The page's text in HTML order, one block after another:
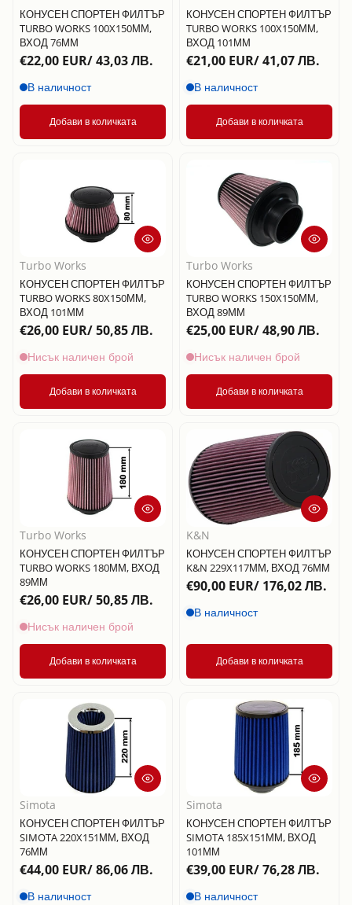
КОНУСЕН СПОРТЕН ФИЛТЪР
TURBO WORKS 100X150ММ,
ВХОД 76ММ
€22,00 EUR/ 43,03 ЛВ.
В наличност
Добави в количката
КОНУСЕН СПОРТЕН ФИЛТЪР
TURBO WORKS 100X150ММ,
ВХОД 101ММ
€21,00 EUR/ 41,07 ЛВ.
В наличност
Добави в количката
Turbo Works
КОНУСЕН СПОРТЕН ФИЛТЪР
TURBO WORKS 80X150ММ,
ВХОД 101ММ
€26,00 EUR/ 50,85 ЛВ.
Нисък наличен брой
Добави в количката
Turbo Works
КОНУСЕН СПОРТЕН ФИЛТЪР
TURBO WORKS 150X150ММ,
ВХОД 89ММ
€25,00 EUR/ 48,90 ЛВ.
Нисък наличен брой
Добави в количката
Turbo Works
КОНУСЕН СПОРТЕН ФИЛТЪР
TURBO WORKS 180ММ, ВХОД
89ММ
€26,00 EUR/ 50,85 ЛВ.
Нисък наличен брой
Добави в количката
K&N
КОНУСЕН СПОРТЕН ФИЛТЪР
K&N 229X117ММ, ВХОД 76ММ
€90,00 EUR/ 176,02 ЛВ.
В наличност
Добави в количката
Simota
КОНУСЕН СПОРТЕН ФИЛТЪР
SIMOTA 220X151ММ, ВХОД
76ММ
€44,00 EUR/ 86,06 ЛВ.
В наличност
Simota
КОНУСЕН СПОРТЕН ФИЛТЪР
SIMOTA 185X151ММ, ВХОД
101ММ
€39,00 EUR/ 76,28 ЛВ.
В наличност